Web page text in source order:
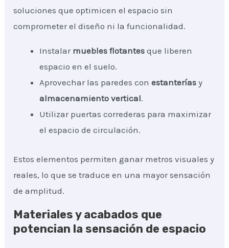
soluciones que optimicen el espacio sin
comprometer el diseño ni la funcionalidad.
Instalar muebles flotantes que liberen
espacio en el suelo.
Aprovechar las paredes conestanterías y
almacenamiento vertical.
Utilizar puertas correderas para maximizar
el espacio de circulación.
Estos elementos permiten ganar metros visuales y
reales, lo que se traduce en una mayor sensación
de amplitud.
Materiales y acabados que
potencian la sensación de espacio